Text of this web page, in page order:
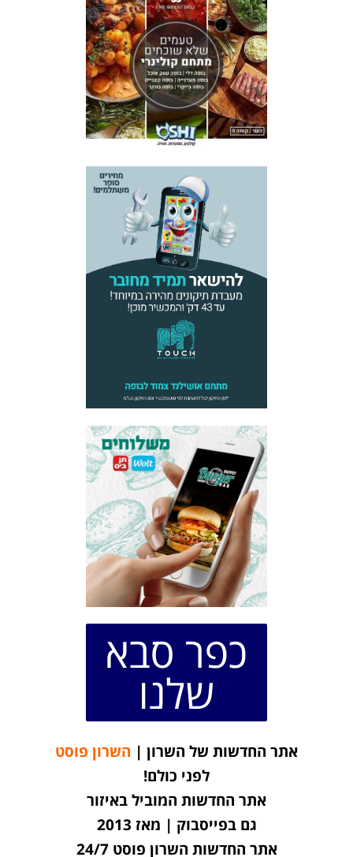
כפר סבא
שלנו
אתר החדשות של השרון | השרון פוסט
לפני כולם!
אתר החדשות המוביל באיזור
גם בפייסבוק | מאז 2013
אתר החדשות השרון פוסט 24/7